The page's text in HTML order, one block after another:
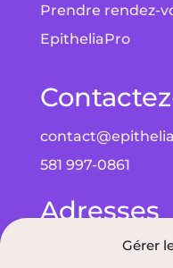
Gérer
Prendre rendez-
EpitheliaPro
581 997-0861
Adresses
Bureau à